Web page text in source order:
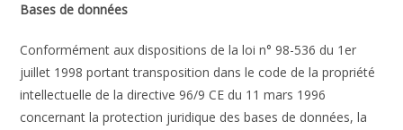
Bases de données
Conformément aux dispositions de la loi n° 98-536 du 1er
juillet 1998 portant transposition dans le code de la propriété
intellectuelle de la directive 96/9 CE du 11 mars 1996
concernant la protection juridique des bases de données, la